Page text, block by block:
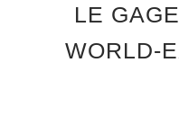
LE
WORLD-